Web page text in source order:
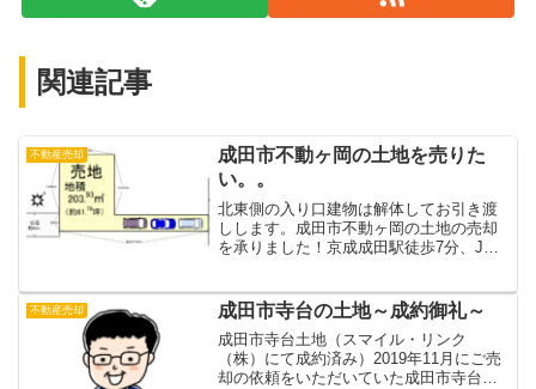
関連記事
不動産売却
成田市不動ヶ岡の土地を売りた
い。。
北東側の入り口建物は解体してお引き渡
しします。成田市不動ヶ岡の土地の売却
を承りました！京成成田駅徒歩7分、JR
ンク（株）の川邉です。 今夜の夜中か
ら明日にかけて台風が...
不動産売却 成田市寺台の土地～成約御礼～
成田市寺台土地（スマイル・リンク
（株）にて成約済み）2019年11月にご売
却の依頼をいただいていた成田市寺台の